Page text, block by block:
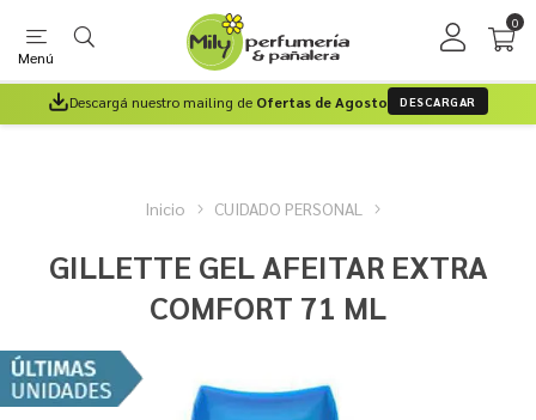
Menú
0
Descargá nuestro mailing de Ofertas de Agosto DESCARGAR
Inicio CUIDADO PERSONAL
GILLETTE GEL AFEITAR EXTRA
COMFORT 71 ML